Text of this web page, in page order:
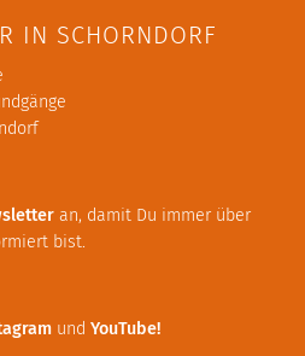
IN SCHORNDORF
an, damit Du immer über
bist.
und YouTube!